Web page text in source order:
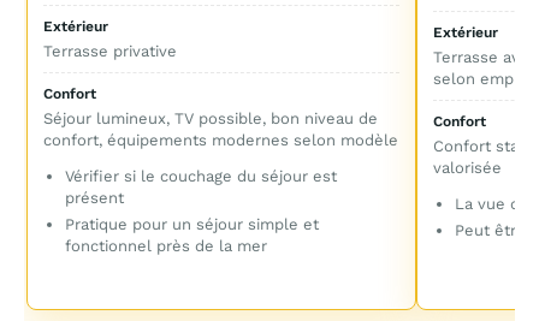
Extérieur
Terrasse privative
Confort
Séjour lumineux, TV possible, bon niveau de
confort, équipements modernes selon modèle
Vérifier si le couchage du séjour est
présent
Pratique pour un séjour simple et
fonctionnel près de la mer
Extérieur
Terrasse
selon
Confort
Confort
valorisée
La vue
Peut être